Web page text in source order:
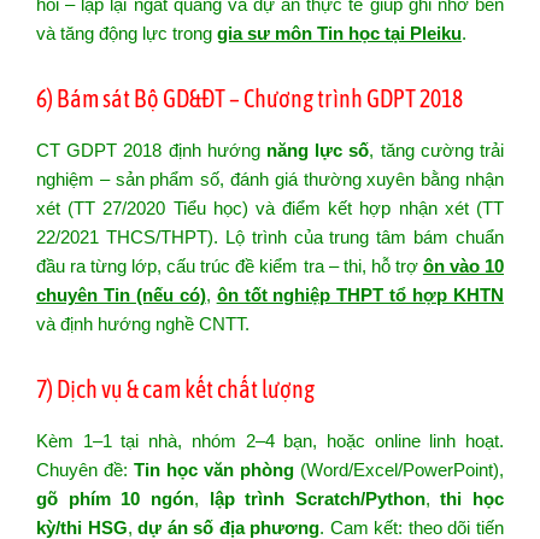
hồi – lặp lại ngắt quãng và dự án thực tế giúp ghi nhớ bền
và tăng động lực trong gia sư môn Tin học tại Pleiku.
6) Bám sát Bộ GD&ĐT – Chương trình GDPT 2018
CT GDPT 2018 định hướng năng lực số, tăng cường trải
nghiệm – sản phẩm số, đánh giá thường xuyên bằng nhận
xét (TT 27/2020 Tiểu học) và điểm kết hợp nhận xét (TT
22/2021 THCS/THPT). Lộ trình của trung tâm bám chuẩn
đầu ra từng lớp, cấu trúc đề kiểm tra – thi, hỗ trợ ôn vào 10
chuyên Tin (nếu có), ôn tốt nghiệp THPT tổ hợp KHTN
và định hướng nghề CNTT.
7) Dịch vụ & cam kết chất lượng
Kèm 1–1 tại nhà, nhóm 2–4 bạn, hoặc online linh hoạt.
Chuyên đề: Tin học văn phòng (Word/Excel/PowerPoint),
gõ phím 10 ngón, lập trình Scratch/Python,thi học
kỳ/thi HSG,dự án số địa phương. Cam kết: theo dõi tiến